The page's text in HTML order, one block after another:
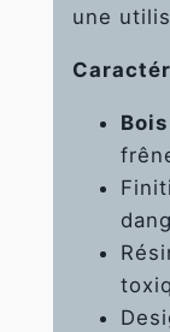
une